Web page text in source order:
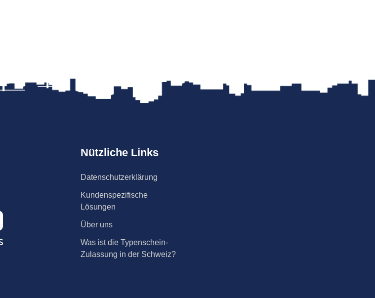
Nützliche Links
Datenschutzerklärung
Kundenspezifische
Lösungen
Über uns
Was ist die Typenschein-
Zulassung in der Schweiz?